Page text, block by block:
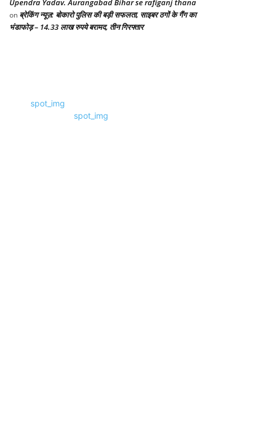
Upendra Yadav. Aurangabad Bihar se rafiganj thana
on ब्रेकिंग न्यूज़: बोकारो पुलिस की बड़ी सफलता, साइबर ठगों के गैंग का
भंडाफोड़ – 14.33 लाख रुपये बरामद, तीन गिरफ्तार